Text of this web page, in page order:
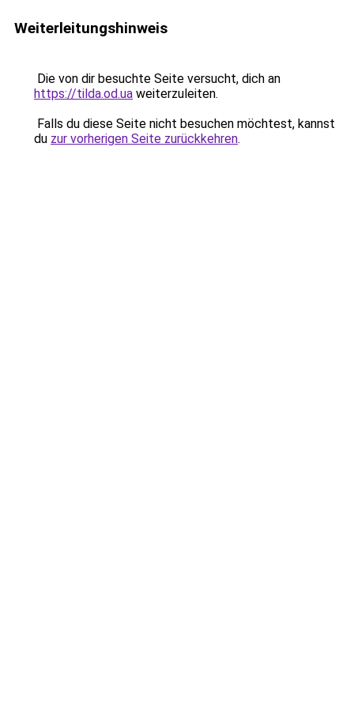
Weiterleitungshinweis
Die von dir besuchte Seite versucht, dich an
https://tilda.od.ua weiterzuleiten.
Falls du diese Seite nicht besuchen möchtest, kannst
du zur vorherigen Seite zurückkehren.